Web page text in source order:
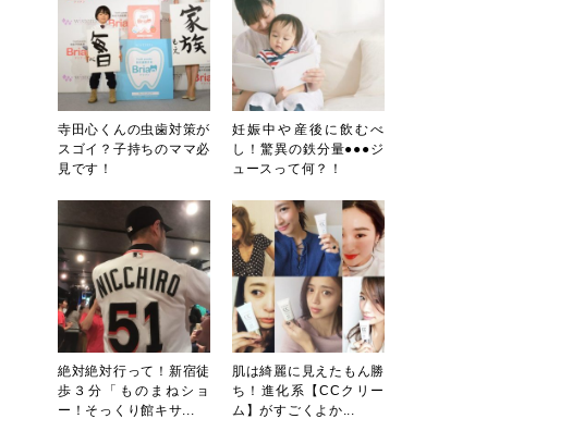
寺田心くんの虫歯対策が
スゴイ？子持ちのママ必
見です！
妊娠中や産後に飲むべ
し！驚異の鉄分量●●●ジ
ュースって何？！
絶対絶対行って！新宿徒
歩３分「ものまねショ
ー！そっくり館キサ...
肌は綺麗に見えたもん勝
ち！進化系【CCクリー
ム】がすごくよか...